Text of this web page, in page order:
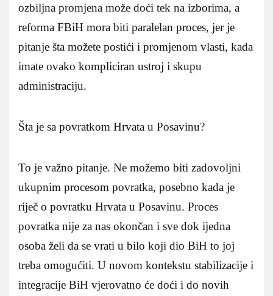
ozbiljna promjena može doći tek na izborima, a
reforma FBiH mora biti paralelan proces, jer je
pitanje šta možete postići i promjenom vlasti, kada
imate ovako kompliciran ustroj i skupu
administraciju.
Šta je sa povratkom Hrvata u Posavinu?
To je važno pitanje. Ne možemo biti zadovoljni
ukupnim procesom povratka, posebno kada je
riječ o povratku Hrvata u Posavinu. Proces
povratka nije za nas okončan i sve dok ijedna
osoba želi da se vrati u bilo koji dio BiH to joj
treba omogućiti. U novom kontekstu stabilizacije i
integracije BiH vjerovatno će doći i do novih